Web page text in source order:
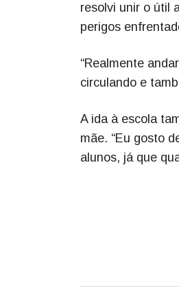
resolvi unir o útil
perigos
“Realmente
circulando e
A ida à escola
mãe. “Eu gosto
alunos, já que